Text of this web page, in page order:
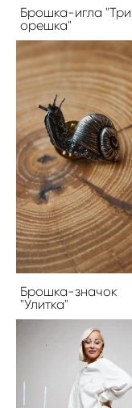
Брошка-игла "Три
орешка"
Брошка-значок
"Улитка"